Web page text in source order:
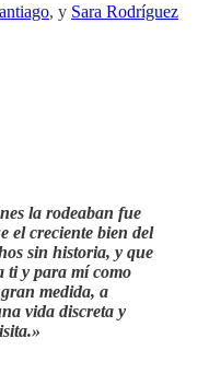
, y Sara Rodríguez
la rodeaban fue
el creciente bien del
sin historia, y que
ti y para mí como
medida, a
vida discreta y